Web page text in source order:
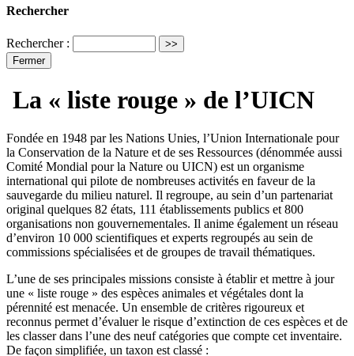
Rechercher
Rechercher :
Fermer
La « liste rouge » de l’UICN
Fondée en 1948 par les Nations Unies, l’Union Internationale pour
la Conservation de la Nature et de ses Ressources (dénommée aussi
Comité Mondial pour la Nature ou UICN) est un organisme
international qui pilote de nombreuses activités en faveur de la
sauvegarde du milieu naturel. Il regroupe, au sein d’un partenariat
original quelques 82 états, 111 établissements publics et 800
organisations non gouvernementales. Il anime également un réseau
d’environ 10 000 scientifiques et experts regroupés au sein de
commissions spécialisées et de groupes de travail thématiques.
L’une de ses principales missions consiste à établir et mettre à jour
une « liste rouge » des espèces animales et végétales dont la
pérennité est menacée. Un ensemble de critères rigoureux et
reconnus permet d’évaluer le risque d’extinction de ces espèces et de
les classer dans l’une des neuf catégories que compte cet inventaire.
De façon simplifiée, un taxon est classé :